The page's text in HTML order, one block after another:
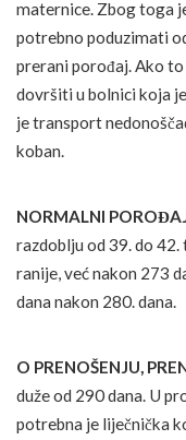
maternice. Zbog toga
potrebno poduzimati
prerani porođaj. Ako
dovršiti u bolnici koja
je transport
koban.
NORMALNI
razdoblju od 39. do
ranije, već nakon 273
dana nakon 280. dana.
O PRENOŠENJU,
duže od 290 dana. U
potrebna je liječnička